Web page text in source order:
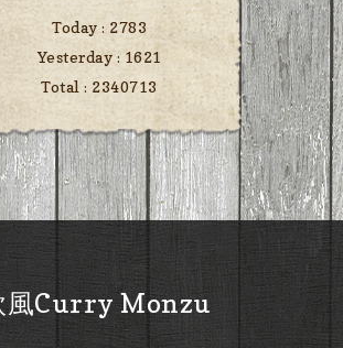
Today : 2783
Yesterday : 1621
Total : 2340713
風Curry Monzu